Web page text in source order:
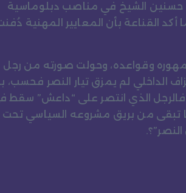
حسنين الشيخ في مناصب دبلوماسية
القناعة بأن المعايير المهنية
وقواعده، وحولت صورته من رجل
الداخلي لم يمزق تيار النصر فحسب،
فالرجل الذي انتصر على “داعش” سقط
ما تبقى من بريق مشروعه السياسي تحت